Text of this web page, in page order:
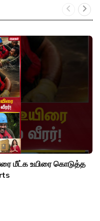
மீட்க உயிரை கொடுத்த